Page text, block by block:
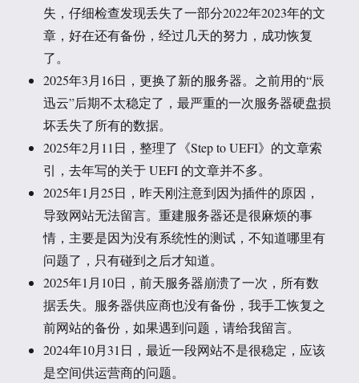
失，仔细检查发现丢失了一部分2022年2023年的文
章，好在还有备份，经过几天的努力，成功恢复
了。
2025年3月16日，更换了新的服务器。之前用的“辰
迅云”后期不太稳定了，最严重的一次服务器硬盘损
坏丢失了所有的数据。
2025年2月11日，整理了《Step to UEFI》的文章索
引，去年写的关于 UEFI 的文章并不多。
2025年1月25日，昨天刚注意到因为插件的原因，
导致网站无法留言。重建服务器还是很麻烦的事
情，主要是因为没有系统性的测试，不知道哪里有
问题了，只有碰到之后才知道。
2025年1月10日，前天服务器崩溃了一次，所有数
据丢失。服务器供应商也没有备份，我手工恢复之
前网站的备份，如果遇到问题，请给我留言。
2024年10月31日，最近一段网站不是很稳定，应该
是空间供运营商的问题。